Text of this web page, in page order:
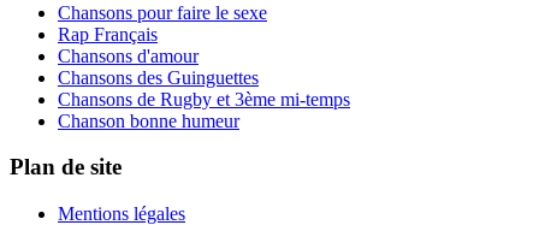
Chansons pour faire le sexe
Rap Français
Chansons d'amour
Chansons des Guinguettes
Chansons de Rugby et 3ème mi-temps
Chanson bonne humeur
Plan de site
Mentions légales